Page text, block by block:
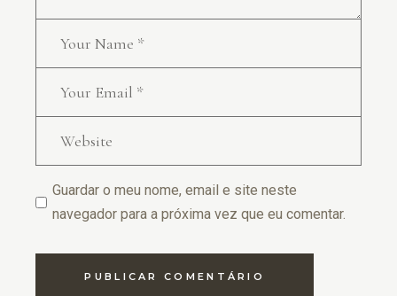
Guardar o meu nome, email e site neste
navegador para a próxima vez que eu comentar.
PUBLICAR COMENTÁRIO